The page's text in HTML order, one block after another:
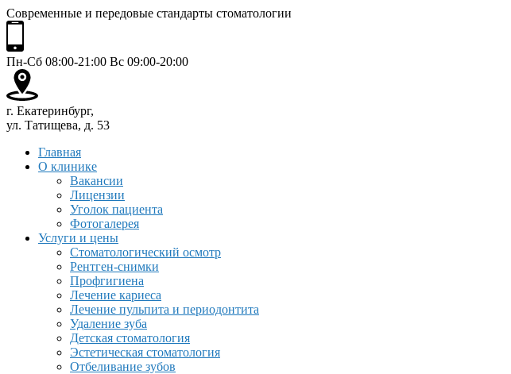
Современные и передовые стандарты стоматологии
Пн-Сб 08:00-21:00 Вс 09:00-20:00
г. Екатеринбург,
ул. Татищева, д. 53
Главная
О клинике
Вакансии
Лицензии
Уголок пациента
Фотогалерея
Услуги и цены
Стоматологический осмотр
Рентген-снимки
Профгигиена
Лечение кариеса
Лечение пульпита и периодонтита
Удаление зуба
Детская стоматология
Эстетическая стоматология
Отбеливание зубов